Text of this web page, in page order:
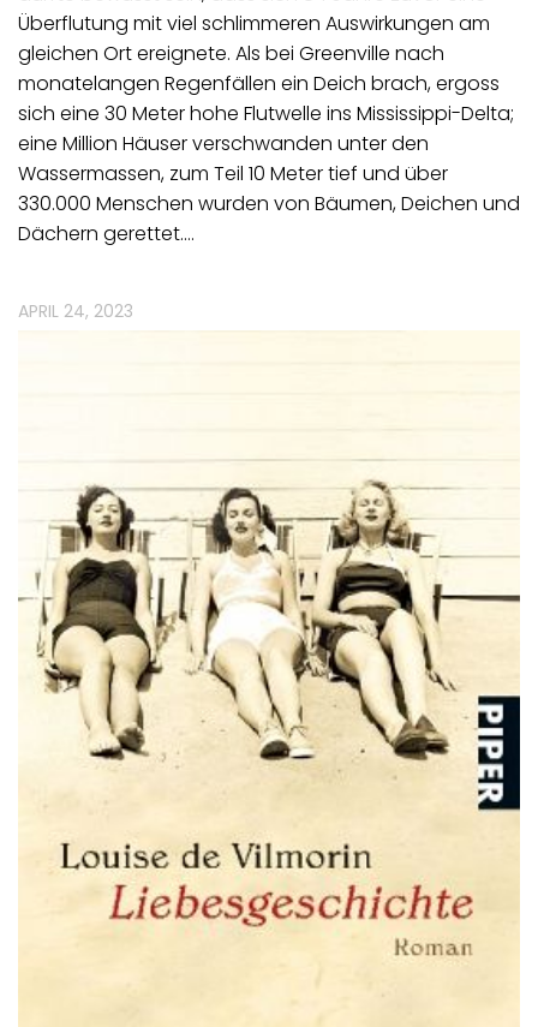
Überflutung mit viel schlimmeren Auswirkungen am
gleichen Ort ereignete. Als bei Greenville nach
monatelangen Regenfällen ein Deich brach, ergoss
sich eine 30 Meter hohe Flutwelle ins Mississippi-Delta;
eine Million Häuser verschwanden unter den
Wassermassen, zum Teil 10 Meter tief und über
330.000 Menschen wurden von Bäumen, Deichen und
Dächern gerettet.…
APRIL 24, 2023